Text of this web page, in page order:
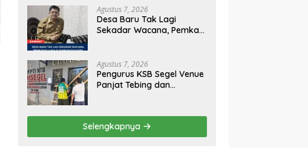
Agustus 7, 2026
Desa Baru Tak Lagi
Sekadar Wacana, Pemkab
Agustus 7, 2026
Pengurus KSB Segel Venue
Panjat Tebing dan
Beralih Ke Dompu
Selengkapnya